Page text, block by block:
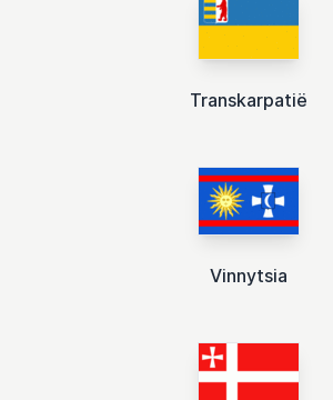
Transkarpatië
Vinnytsia